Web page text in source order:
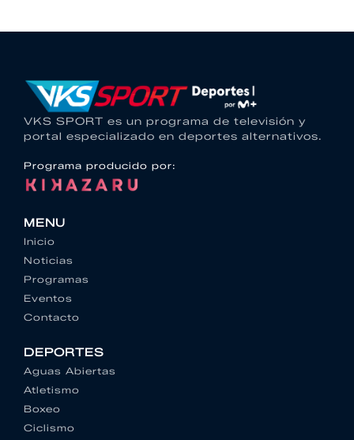
VKS SPORT es un programa de televisión y
portal especializado en deportes alternativos.
Programa producido por:
MENU
Inicio
Noticias
Programas
Eventos
Contacto
DEPORTES
Aguas Abiertas
Atletismo
Boxeo
Ciclismo